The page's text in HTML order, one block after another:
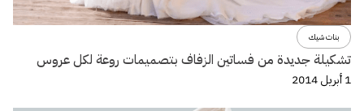
بنات شيك
تشكيلة جديدة من فساتين الزفاف بتصميمات روعة لكل عروس
1 أبريل 2014